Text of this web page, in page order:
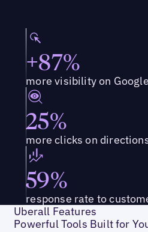
+87%
more visibility on
25%
more clicks on
59%
response rate to
Uberall Features
Powerful Tools Built for